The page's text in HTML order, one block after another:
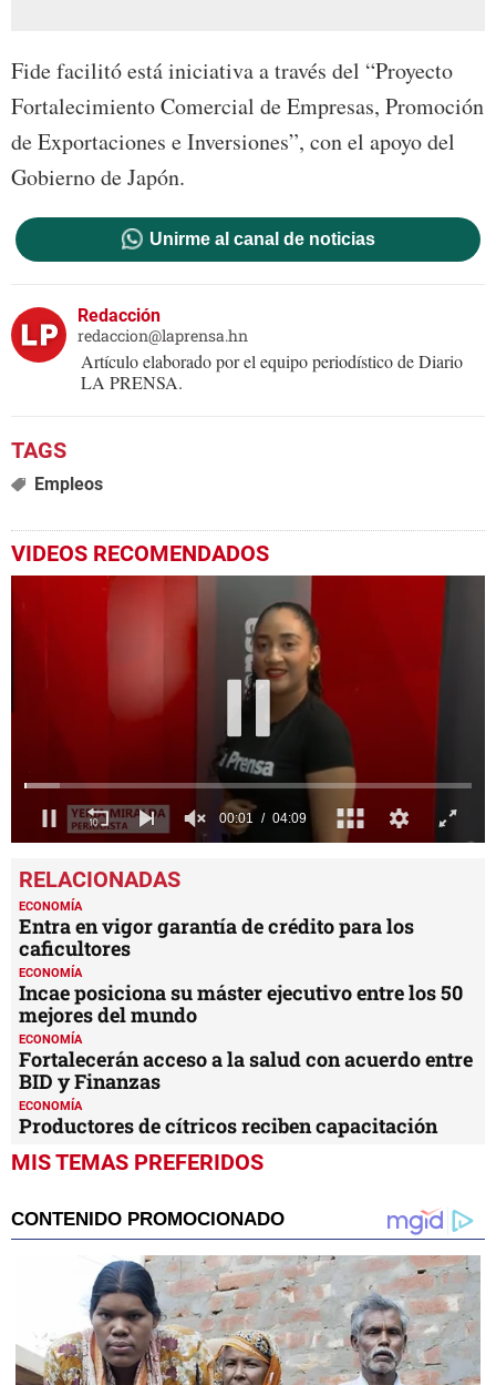
Fide facilitó está iniciativa a través del “Proyecto
Fortalecimiento Comercial de Empresas, Promoción
de Exportaciones e Inversiones”, con el apoyo del
Gobierno de Japón.
Unirme al canal de noticias
Redacción
redaccion@laprensa.hn
Artículo elaborado por el equipo periodístico de Diario
LA PRENSA.
Empleos
VIDEOS RECOMENDADOS
seconds
of
4
minutes,
9
seconds
ECONOMÍA
Entra en vigor garantía de crédito para los
caficultores
ECONOMÍA
Incae posiciona su máster ejecutivo entre los 50
mejores del mundo
ECONOMÍA
Fortalecerán acceso a la salud con acuerdo entre
BID y Finanzas
ECONOMÍA
Productores de cítricos reciben capacitación
MIS TEMAS PREFERIDOS